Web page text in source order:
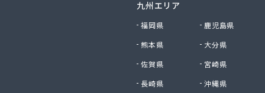
株式会社油直 オートガススタンド
九州エリア
福岡県
鹿児島県
熊本県
大分県
佐賀県
宮崎県
長崎県
沖縄県